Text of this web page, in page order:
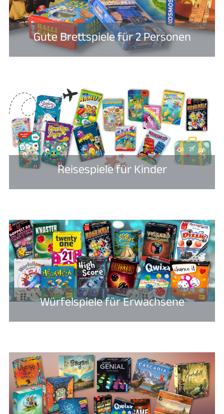
Gute Brettspiele für 2 Personen​
Reisespiele für Kinder
Würfelspiele für Erwachsene